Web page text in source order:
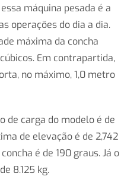
máquina pesada é a
operações do dia a dia.
máxima da concha
Em contrapartida,
no máximo, 1,0 metro
de carga do modelo é de
de elevação é de 2,742
é de 190 graus. Já o
8.125 kg.